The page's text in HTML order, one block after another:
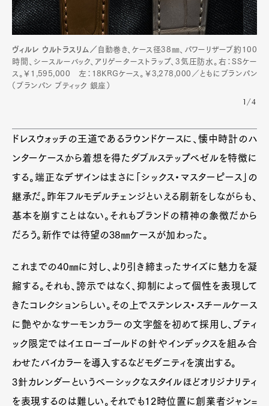
ヴィルレ ウルトラスリム／ 自動巻き、ケース径38㎜、パワーリザーブ約100
時間、シースルーバック、アリゲーターストラップ、3気圧防水。右：SSケー
ス。￥1,595,000 左：18KRGケース。￥3,278,000／ともにブランパン
（ブランパン ブティック 銀座）
1/4
ドレスウォッチの王道であるラウンドケースに、懐中時計のハ
ンターケースから着想を得たダブルステップベゼルを特徴に
する。端正なデザインはまさに「シックス・マスターピース」の
継承だ。昨年フルモデルチェンジといえる刷新をしながらも、
基本を崩すことはない。それもブランドの精神の象徴だから
だろう。新作では待望の38㎜ケースが加わった。
これまでの40㎜に対し、より引き締まったサイズに魅力を凝
縮する。それも、誇示ではなく、抑制によって個性を表現して
きたコレクションらしい。その上でステンレス・スチールケース
に艶やかなサーモンカラーの文字盤を初めて採用し、ブティ
ック限定ではイエローゴールドの針やインデックスを組み合
わせたバイカラーを導入するなどモダニティを演出する。
3針カレンダーというベーシックなスタイルほどオリジナリティ
を表現するのは難しい。それでも12時位置に創業者ジャン=